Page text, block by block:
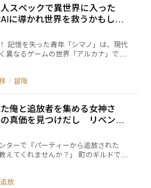
がて無名だった拳児は
されるほどの探索配信者となり、拳児
放した草薙数馬たちは死ぬこと以上の
になる。 これは現代ダンジ
震が走った、伝説の英雄配信者の比類
となる。しかし自身に発現した「推し
対象への好意に応じて使える魔法、能
いうもので役に立たないことから、ポ
ン内で一人採取活動をして生き繋いで
、ポルカはダンジョン内で血まみれ
ナを発見し救助を試みる。そこでポル
と言葉を交わし、彼女の生き様に惚れ
を抱いたポルカは「推し魔法」を効果
とができ、カナの命を救う。この出来
スペックで異世界に入った
に導かれ世界を救うかもしれ
異なるゲームの世界「アルカナ」で目
覚ましたシマノの目の前には、人間の
、二本の脚で立って、何やら物騒な武
二体のオオトカゲ――。 シマノをオオトカ
備わるらしい。 ところが、シマノに備
「凡人」 平凡な体力、魔法も使えな
の青年は、AIアンドロイドの美少女に
破滅「すべてのおわり」を防ぐことが
そして、この世界が作られ、シマノが導
由、ユイに隠された重大な秘密とは？
にも掲載しています。
/ 冒険
俺と追放者を集める女神さ
真価を見つけだし リベンジ
あがる
ターで『パーティーから追放された
れませんか？」 町のギルドで不
る一人の女性がいた。追放者を集める
動をとる彼女を他のハンター達が馬鹿
たが、ガラルドというハンターだけは
追放